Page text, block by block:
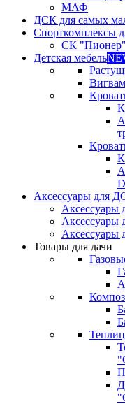
МАФ
ДСК для самых
Спорткомплексы
СК "Пионер"
Детская мебель
Вигвам
Аксессуары для
Аксессуары
Товары для дачи